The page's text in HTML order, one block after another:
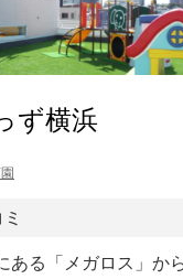
ず横浜
ある「メガロス」か